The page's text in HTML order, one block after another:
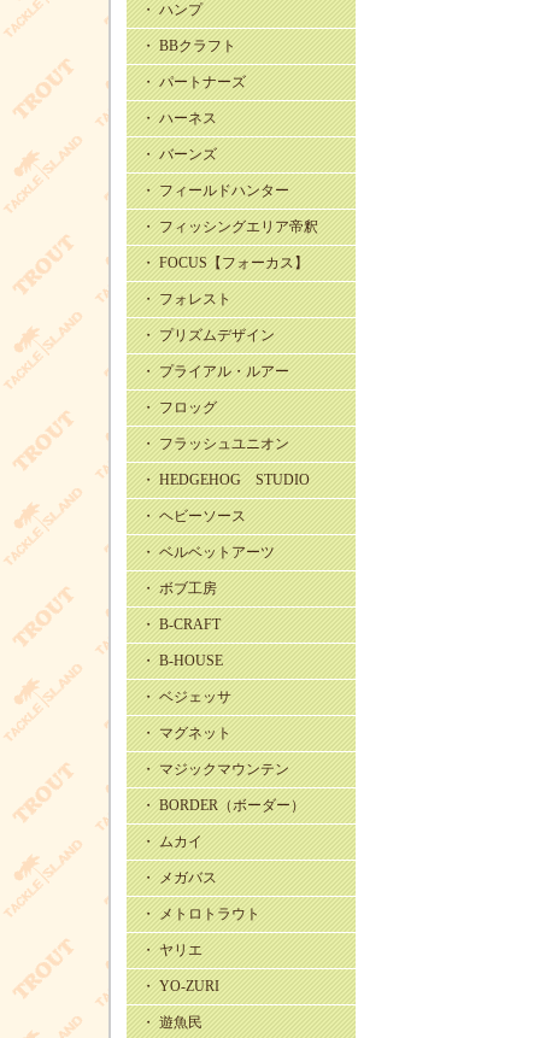
・ ハンプ
・ BBクラフト
・ パートナーズ
・ ハーネス
・ バーンズ
・ フィールドハンター
・ フィッシングエリア帝釈
・ FOCUS【フォーカス】
・ フォレスト
・ プリズムデザイン
・ プライアル・ルアー
・ フロッグ
・ フラッシュユニオン
・ HEDGEHOG STUDIO
・ ヘビーソース
・ ベルベットアーツ
・ ボブ工房
・ B-CRAFT
・ B-HOUSE
・ ベジェッサ
・ マグネット
・ マジックマウンテン
・ BORDER（ボーダー）
・ ムカイ
・ メガバス
・ メトロトラウト
・ ヤリエ
・ YO-ZURI
・ 遊魚民